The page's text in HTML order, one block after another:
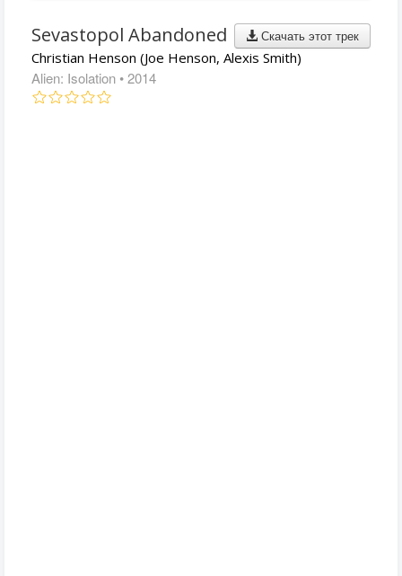
Скачать этот трек
Sevastopol Abandoned
Christian Henson (Joe Henson, Alexis Smith)
Alien: Isolation • 2014